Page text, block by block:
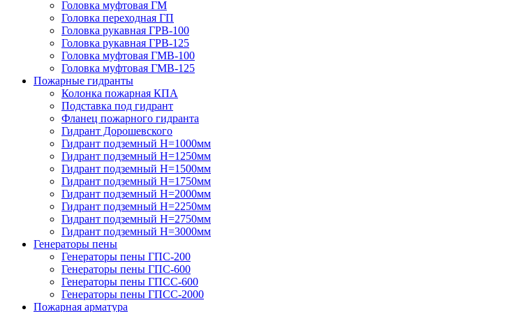
Головка муфтовая ГМ
Головка переходная ГП
Головка рукавная ГРВ-100
Головка рукавная ГРВ-125
Головка муфтовая ГМВ-100
Головка муфтовая ГМВ-125
Пожарные гидранты
Колонка пожарная КПА
Подставка под гидрант
Фланец пожарного гидранта
Гидрант Дорошевского
Гидрант подземный H=1000мм
Гидрант подземный H=1250мм
Гидрант подземный H=1500мм
Гидрант подземный H=1750мм
Гидрант подземный H=2000мм
Гидрант подземный H=2250мм
Гидрант подземный H=2750мм
Гидрант подземный H=3000мм
Генераторы пены
Генераторы пены ГПС-200
Генераторы пены ГПС-600
Генераторы пены ГПСС-600
Генераторы пены ГПСС-2000
Пожарная арматура